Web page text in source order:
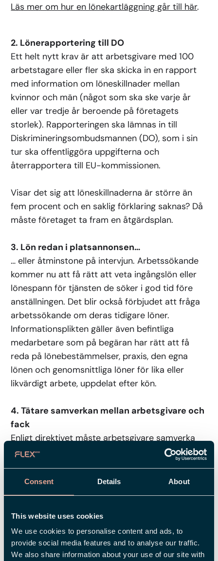
Consent Details About
This website uses cookies
We use cookies to personalise content and ads, to
provide social media features and to analyse our traffic.
We also share information about your use of our site with
Läs mer om hur en lönekartläggning går till här.
2. Lönerapportering till DO
Ett helt nytt krav är att arbetsgivare med 100
arbetstagare eller fler ska skicka in en rapport
med information om löneskillnader mellan
kvinnor och män (något som ska ske varje år
eller var tredje år beroende på företagets
storlek). Rapporteringen ska lämnas in till
Diskrimineringsombudsmannen (DO), som i sin
tur ska offentliggöra uppgifterna och
återrapportera till EU-kommissionen.
Visar det sig att löneskillnaderna är större än
fem procent och en saklig förklaring saknas? Då
måste företaget ta fram en åtgärdsplan.
3. Lön redan i platsannonsen…
… eller åtminstone på intervjun. Arbetssökande
kommer nu att få rätt att veta ingångslön eller
lönespann för tjänsten de söker i god tid före
anställningen. Det blir också förbjudet att fråga
arbetssökande om deras tidigare löner.
Informationsplikten gäller även befintliga
medarbetare som på begäran har rätt att få
reda på lönebestämmelser, praxis, den egna
lönen och genomsnittliga löner för lika eller
likvärdigt arbete, uppdelat efter kön.
4. Tätare samverkan mellan arbetsgivare och
fack
Enligt direktivet måste arbetsgivare samverka
med fackliga organisationer i arbetet kring
Sverige redan idag, men nu väntar ännu tuffare
krav på detta område. Bland annat kommer fack
tillsammans med att ta fram kriterier för den
arbetsvärdering varje arbetsgivare är skyldig att
göra.